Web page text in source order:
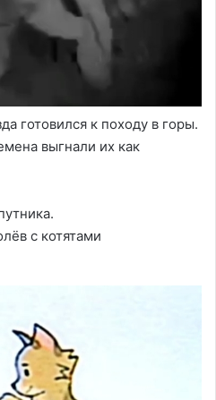
готовился к походу в горы.
выгнали их как
с котятами